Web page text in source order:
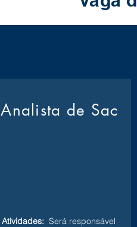
Analista de Sac
Atividades: Será responsável